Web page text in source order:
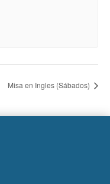
Misa en Ingles (Sábados)